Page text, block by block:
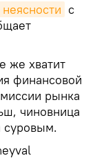
с
же хватит
финансовой
рынка
чиновница
суровым.